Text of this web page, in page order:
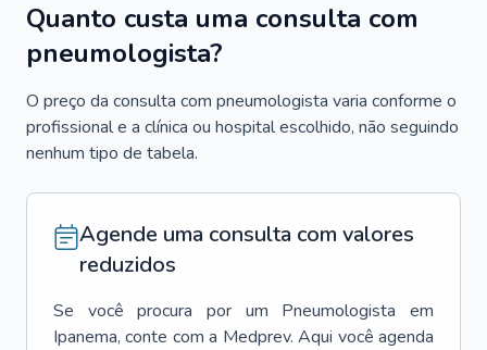
Quanto custa uma consulta com
pneumologista?
O preço da consulta com pneumologista varia conforme o
profissional e a clínica ou hospital escolhido, não seguindo
nenhum tipo de tabela.
Agende uma consulta com valores
reduzidos
Se você procura por um Pneumologista
em
Ipanema, conte com a Medprev. Aqui você agenda